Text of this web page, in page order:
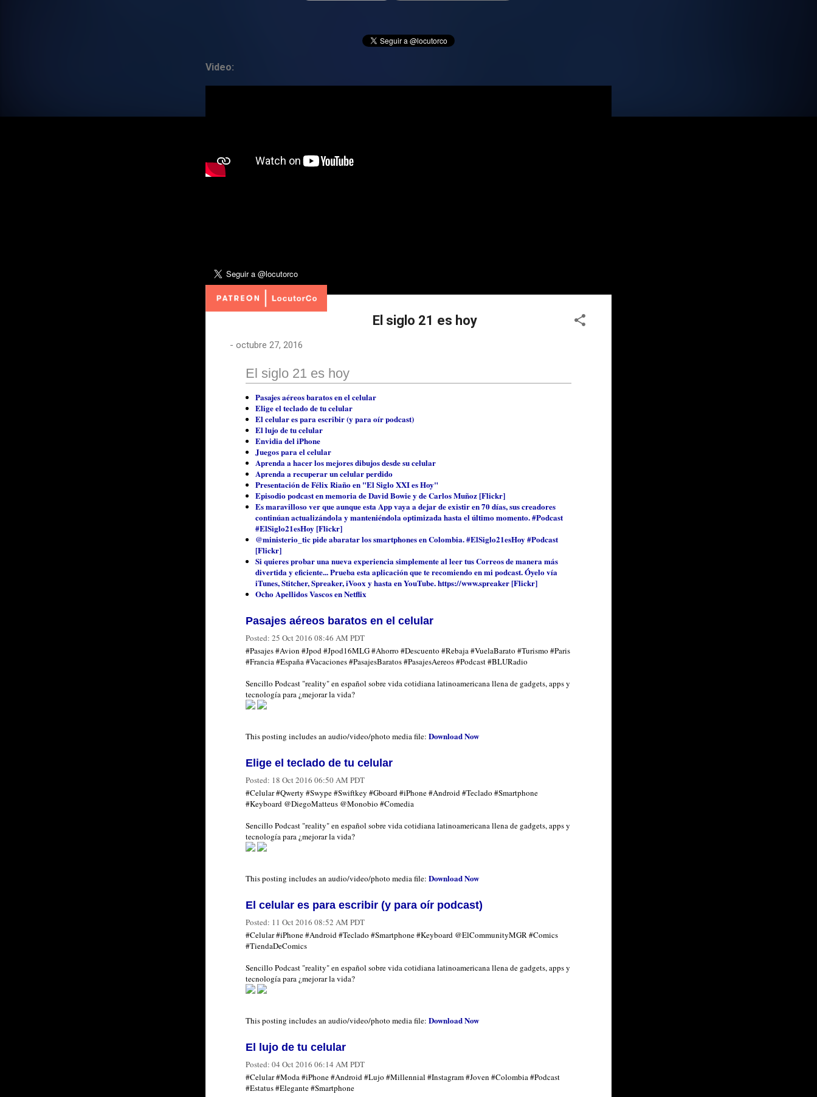
Video:
El siglo 21 es hoy
- octubre 27, 2016
El siglo 21 es hoy
Pasajes aéreos baratos en el celular
Elige el teclado de tu celular
El celular es para escribir (y para oír podcast)
El lujo de tu celular
Envidia del iPhone
Juegos para el celular
Aprenda a hacer los mejores dibujos desde su celular
Aprenda a recuperar un celular perdido
Presentación de Félix Riaño en "El Siglo XXI es Hoy"
Episodio podcast en memoria de David Bowie y de Carlos Muñoz [Flickr]
Es maravilloso ver que aunque esta App vaya a dejar de existir en 70 días, sus creadores
continúan actualizándola y manteniéndola optimizada hasta el último momento. #Podcast
#ElSiglo21esHoy [Flickr]
@ministerio_tic pide abaratar los smartphones en Colombia. #ElSiglo21esHoy #Podcast
[Flickr]
Si quieres probar una nueva experiencia simplemente al leer tus Correos de manera más
divertida y eficiente... Prueba esta aplicación que te recomiendo en mi podcast. Óyelo vía
iTunes, Stitcher, Spreaker, iVoox y hasta en YouTube. https://www.spreaker [Flickr]
Ocho Apellidos Vascos en Netflix
Pasajes aéreos baratos en el celular
Posted: 25 Oct 2016 08:46 AM PDT
#Pasajes #Avion #Jpod #Jpod16MLG #Ahorro #Descuento #Rebaja #VuelaBarato #Turismo #Paris
#Francia #España #Vacaciones #PasajesBaratos #PasajesAereos #Podcast #BLURadio
Sencillo Podcast "reality" en español sobre vida cotidiana latinoamericana llena de gadgets, apps y
tecnología para ¿mejorar la vida?
This posting includes an audio/video/photo media file: Download Now
Elige el teclado de tu celular
Posted: 18 Oct 2016 06:50 AM PDT
#Celular #Qwerty #Swype #Swiftkey #Gboard #iPhone #Android #Teclado #Smartphone
#Keyboard @DiegoMatteus @Monobio #Comedia
Sencillo Podcast "reality" en español sobre vida cotidiana latinoamericana llena de gadgets, apps y
tecnología para ¿mejorar la vida?
This posting includes an audio/video/photo media file: Download Now
El celular es para escribir (y para oír podcast)
Posted: 11 Oct 2016 08:52 AM PDT
#Celular #iPhone #Android #Teclado #Smartphone #Keyboard @ElCommunityMGR #Comics
#TiendaDeComics
Sencillo Podcast "reality" en español sobre vida cotidiana latinoamericana llena de gadgets, apps y
tecnología para ¿mejorar la vida?
This posting includes an audio/video/photo media file: Download Now
El lujo de tu celular
Posted: 04 Oct 2016 06:14 AM PDT
#Celular #Moda #iPhone #Android #Lujo #Millennial #Instagram #Joven #Colombia #Podcast
#Estatus #Elegante #Smartphone